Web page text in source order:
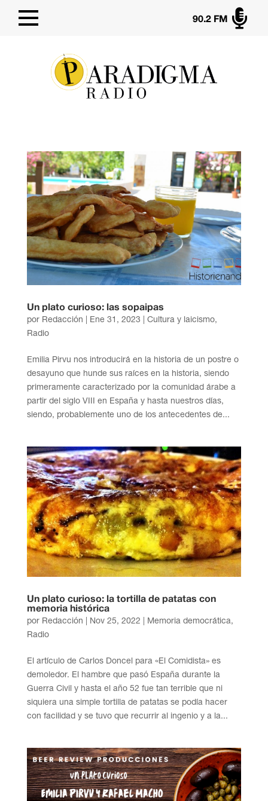

90.2 FM
Un plato curioso: las sopaipas
por Redacción Ene 31, 2023 Cultura y laicismo,
Radio
Emilia Pirvu nos introducirá en la historia de un postre o
desayuno que hunde sus raíces en la historia, siendo
primeramente caracterizado por la comunidad árabe a
partir del siglo VIII en España y hasta nuestros días,
siendo, probablemente uno de los antecedentes de...
Un plato curioso: la tortilla de patatas con
memoria histórica
por Redacción Nov 25, 2022 Memoria democrática,
Radio
El artículo de Carlos Doncel para «El Comidista» es
demoledor. El hambre que pasó España durante la
Guerra Civil y hasta el año 52 fue tan terrible que ni
siquiera una simple tortilla de patatas se podía hacer
con facilidad y se tuvo que recurrir al ingenio y a la...